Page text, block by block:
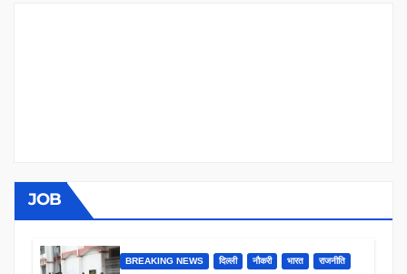
JOB
BREAKING NEWS दिल्ली नौकरी भारत राजनीति